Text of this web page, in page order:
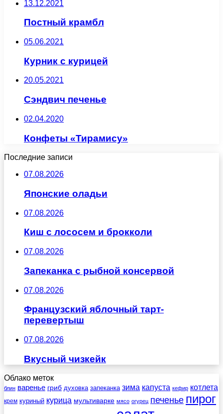
13.12.2021
Постный крамбл
05.06.2021
Курник с курицей
20.05.2021
Сэндвич печенье
02.04.2020
Конфеты «Тирамису»
Последние записи
07.08.2026
Японские оладьи
07.08.2026
Киш с лососем и брокколи
07.08.2026
Запеканка с рыбной консервой
07.08.2026
Французский яблочный тарт-
перевертыш
07.08.2026
Вкусный чизкейк
Облако меток
блин варенье гриб духовка запеканка зима капуста кефир котлета
крем куриный курица мультиварке мясо огурец печенье пирог